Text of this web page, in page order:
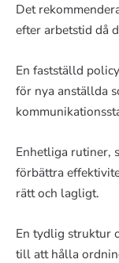
Det
efter arbetstid då
En fastställd
för nya anställda
Enhetliga rutiner,
förbättra
rätt och lagligt.
En tydlig struktur
till att hålla